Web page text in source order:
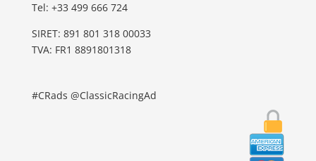
Tel: ‭+33 499 666 724‬
SIRET: 891 801 318 00033
TVA: FR1 8891801318
#CRads @ClassicRacingAd